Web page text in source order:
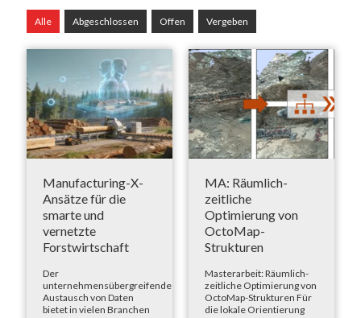
Alle Abgeschlossen Offen Vergeben
Manufacturing-X-
Ansätze für die
smarte und
vernetzte
Forstwirtschaft
Der
unternehmensübergreifende
Austausch von Daten
bietet in vielen Branchen
MA: Räumlich-
zeitliche
Optimierung von
OctoMap-
Strukturen
Masterarbeit: Räumlich-
zeitliche Optimierung von
OctoMap-Strukturen Für
die lokale Orientierung